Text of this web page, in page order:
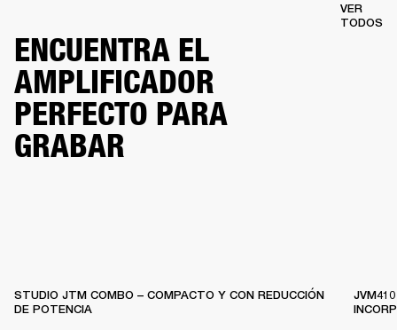
ENCUENTRA EL
AMPLIFICADOR
PERFECTO PARA
GRABAR
VER
TODOS
STUDIO JTM COMBO – COMPACTO Y CON REDUCCIÓN
DE POTENCIA